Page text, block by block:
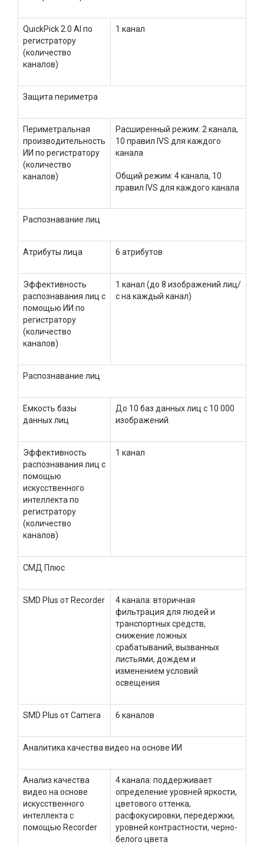
QuickPick 2.0 AI по
регистратору
(количество
каналов)
1 канал
Защита периметра
Периметральная
производительность
ИИ по регистратору
(количество
каналов)
Расширенный режим: 2 канала,
10 правил IVS для каждого
канала
Общий режим: 4 канала, 10
правил IVS для каждого канала
Распознавание лиц
Атрибуты лица 6 атрибутов
Эффективность
распознавания лиц с
помощью ИИ по
регистратору
(количество
каналов)
1 канал (до 8 изображений лиц/
с на каждый канал)
Распознавание лиц
Емкость базы
данных лиц
До 10 баз данных лиц с 10 000
изображений.
Эффективность
распознавания лиц с
помощью
искусственного
интеллекта по
регистратору
(количество
каналов)
1 канал
СМД Плюс
SMD Plus от Recorder
4 канала: вторичная
фильтрация для людей и
транспортных средств,
снижение ложных
срабатываний, вызванных
листьями, дождем и
изменением условий
освещения
SMD Plus от Camera 6 каналов
Аналитика качества видео на основе ИИ
Анализ качества
видео на основе
искусственного
интеллекта с
помощью Recorder
4 канала: поддерживает
определение уровней яркости,
цветового оттенка,
расфокусировки, передержки,
уровней контрастности, черно-
белого цвета